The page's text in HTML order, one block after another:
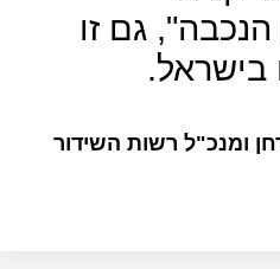
הנכבה", גם זו
בישראל.
ומנכ"ל רשות השידור